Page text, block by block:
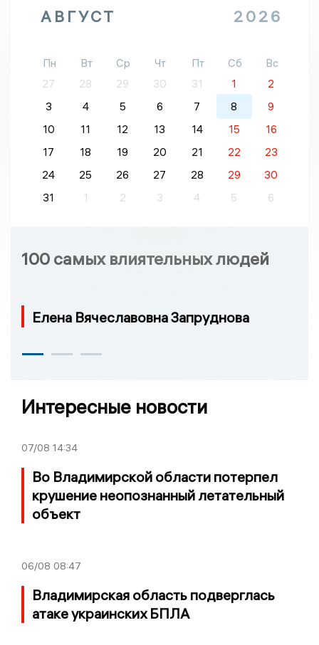
АВГУСТ 2026
Пн Вт Ср Чт Пт Сб
Вс
27
28 29 30 31 1
2
3
4 5 6 7 8
9
10
11 12 13 14 15
16
17
18 19 20 21 22
23
24
25 26 27 28 29
30
31
1 2 3 4 5 6
100 самых влиятельных людей
Елена Вячеславовна Запруднова
Интересные новости
07/08 14:34
Во Владимирской области потерпел
крушение неопознанный летательный
объект
06/08 08:47
Владимирская область подверглась
атаке украинских БПЛА